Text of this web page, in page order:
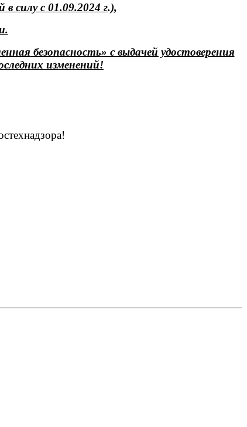
в силу с 01.09.2024 г.),
безопасность» с выдачей удостоверения
изменений!